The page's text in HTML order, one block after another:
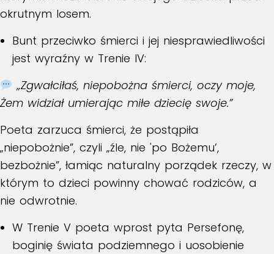
okrutnym losem.
Bunt przeciwko śmierci i jej niesprawiedliwości
jest wyraźny w Trenie IV:
„Zgwałciłaś, niepobożna śmierci, oczy moje,
Żem widział umierając miłe dziecię swoje.”
Poeta zarzuca śmierci, że postąpiła
„niepobożnie”, czyli „źle, nie 'po Bożemu’,
bezbożnie”, łamiąc naturalny porządek rzeczy, w
którym to dzieci powinny chować rodziców, a
nie odwrotnie.
W Trenie V poeta wprost pyta Persefonę,
boginię świata podziemnego i uosobienie